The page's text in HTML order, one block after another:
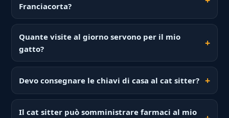
Franciacorta?
Quante visite al giorno servono per il mio
gatto?
Devo consegnare le chiavi di casa al cat sitter?
Il cat sitter può somministrare farmaci al mio